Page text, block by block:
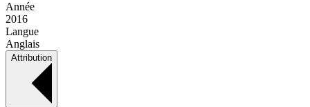
Année
2016
Langue
Anglais
Attribution